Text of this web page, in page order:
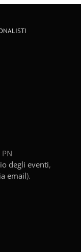
PN
degli eventi,
email).